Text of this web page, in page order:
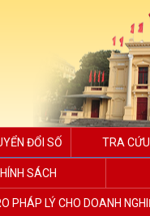
ĐỔI SỐ TRA
SÁCH
PHÁP LÝ CHO DOANH